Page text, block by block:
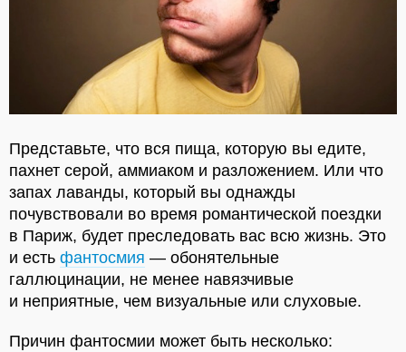
Представьте, что вся пища, которую вы едите,
пахнет серой, аммиаком и разложением. Или что
запах лаванды, который вы однажды
почувствовали во время романтической поездки
в Париж, будет преследовать вас всю жизнь. Это
и есть фантосмия — обонятельные
галлюцинации, не менее навязчивые
и неприятные, чем визуальные или слуховые.
Причин фантосмии может быть несколько: